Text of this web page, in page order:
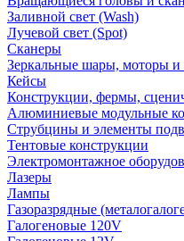
Заливной свет (Wash)
Лучевой свет (Spot)
Сканеры
Зеркальные шары, моторы и
Кейсы
Конструкции, фермы,
Алюминиевые модульные
Струбцины и элементы
Тентовые конструкции
Электромонтажное
Лазеры
Лампы
Газоразрядные
Галогеновые 120V